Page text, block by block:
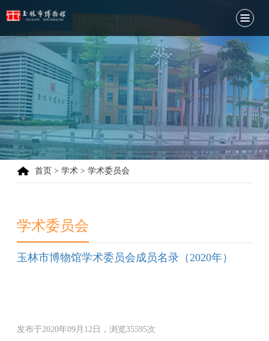
首页 > 学术 > 学术委员会
学术委员会
玉林市博物馆学术委员会成员名录（2020年）
发布于2020年09月12日，浏览35595次